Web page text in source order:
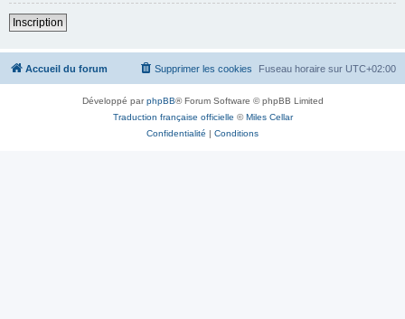
Inscription
Accueil du forum Fuseau horaire sur UTC+02:00
Supprimer les cookies
Développé parphpBB® Forum Software © phpBB Limited
Traduction française officielle ©Miles Cellar
Confidentialité | Conditions